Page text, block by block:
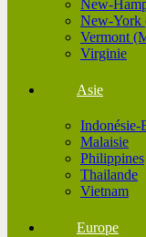
New-
New-York
Vermont
Virginie
Asie
Indonésie-
Malaisie
Philippines
Thailande
Vietnam
Europe